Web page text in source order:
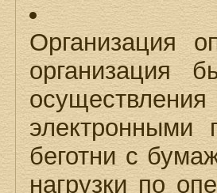
Организация
организация
электронными
беготни с
нагрузки по